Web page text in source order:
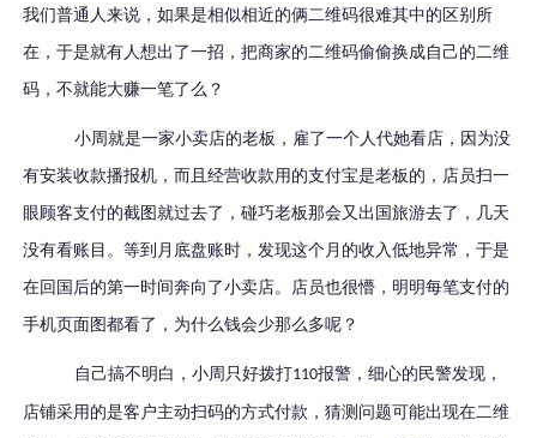
我们普通人来说，如果是相似相近的俩二维码很难其中的区别所
在，于是就有人想出了一招，把商家的二维码偷偷换成自己的二维
码，不就能大赚一笔了么？
小周就是一家小卖店的老板，雇了一个人代她看店，因为没
有安装收款播报机，而且经营收款用的支付宝是老板的，店员扫一
眼顾客支付的截图就过去了，碰巧老板那会又出国旅游去了，几天
没有看账目。等到月底盘账时，发现这个月的收入低地异常，于是
在回国后的第一时间奔向了小卖店。店员也很懵，明明每笔支付的
手机页面图都看了，为什么钱会少那么多呢？
自己搞不明白，小周只好拨打110报警，细心的民警发现，
店铺采用的是客户主动扫码的方式付款，猜测问题可能出现在二维